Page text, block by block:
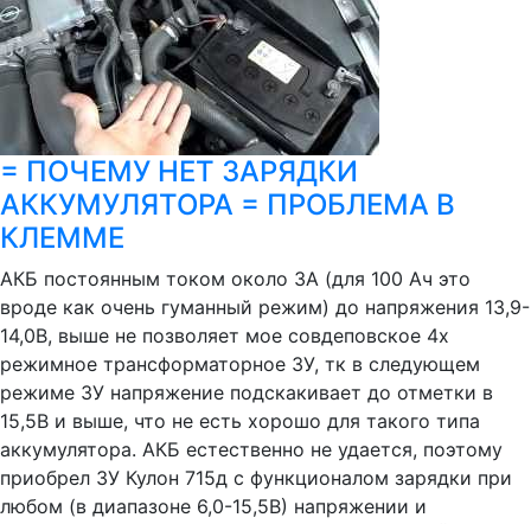
= ПОЧЕМУ НЕТ ЗАРЯДКИ
АККУМУЛЯТОРА = ПРОБЛЕМА В
КЛЕММЕ
АКБ постоянным током около 3А (для 100 Ач это
вроде как очень гуманный режим) до напряжения 13,9-
14,0В, выше не позволяет мое совдеповское 4х
режимное трансформаторное ЗУ, тк в следующем
режиме ЗУ напряжение подскакивает до отметки в
15,5В и выше, что не есть хорошо для такого типа
аккумулятора. АКБ естественно не удается, поэтому
приобрел ЗУ Кулон 715д с функционалом зарядки при
любом (в диапазоне 6,0-15,5В) напряжении и